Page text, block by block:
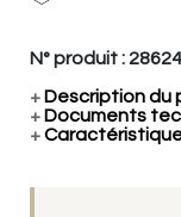
N° produit :
+ Description du
+ Documents
+